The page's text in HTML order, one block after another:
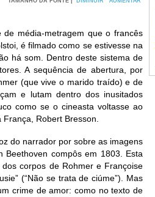
média-metragem que o francês
é filmado como se estivesse na
há som. Dentro deste sistema de
A sequência de abertura, por
(que vive o marido traído) e de
e lutam dentro dos inusitados
como se o cineasta voltasse ao
Robert Bresson.
do narrador por sobre as imagens
compôs em 1803. Esta
corpos de Rohmer e Françoise
(“Não se trata de ciúme”). Mas
crime de amor: como no texto de